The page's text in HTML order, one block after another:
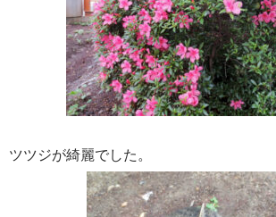
ツツジが綺麗でした。